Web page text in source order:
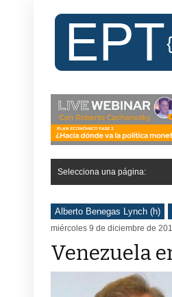
Selecciona una página:
Alberto Benegas Lynch (h)
miércoles 9 de diciembre de
Venezuela